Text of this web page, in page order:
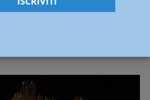
Romagna, Confedilizia